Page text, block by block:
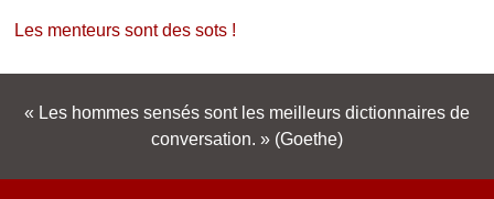
Les menteurs sont des sots !
Les hommes sensés sont les meilleurs dictionnaires de
conversation.
(Goethe)